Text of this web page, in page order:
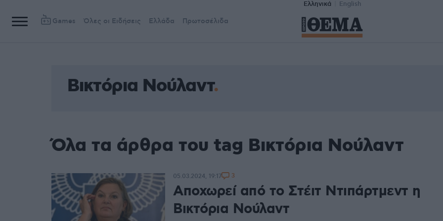
Ελληνικά English
Games Όλες οι Ειδήσεις Ελλάδα Πρωτοσέλιδα
Βικτόρια Νούλαντ
Όλα τα άρθρα του tag Βικτόρια Νούλαντ
Αποχωρεί από το Στέιτ Ντιπάρτμεντ η
Βικτόρια Νούλαντ
05.03.2024, 19:17 3